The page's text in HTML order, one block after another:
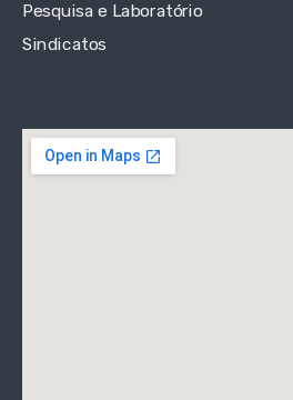
Pesquisa e Laboratório
Sindicatos